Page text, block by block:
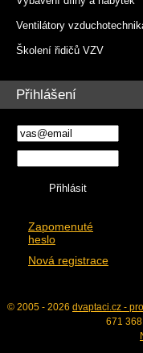
Ventilátory
Školení řidičů VZV
Přihlášení
Zapomenuté
heslo
Nová registrace
© 2005 - 2026 dvaptaci.cz -
671